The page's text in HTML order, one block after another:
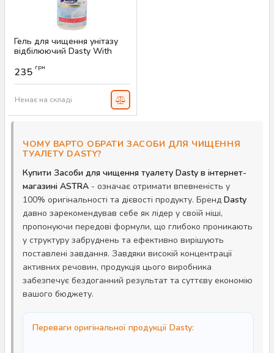
Гель для чищення унітазу
відбілюючий Dasty With
Артикул:
235 грн
Немає на складі
ЧОМУ ВАРТО ОБРАТИ ЗАСОБИ ДЛЯ ЧИЩЕННЯ
ТУАЛЕТУ DASTY?
Купити Засоби для чищення туалету Dasty в інтернет-
магазині ASTRA - означає отримати впевненість у
100% оригінальності та дієвості продукту. Бренд Dasty
давно зарекомендував себе як лідер у своїй ніші,
пропонуючи передові формули, що глибоко проникають
у структуру забруднень та ефективно вирішують
поставлені завдання. Завдяки високій концентрації
активних речовин, продукція цього виробника
забезпечує бездоганний результат та суттєву економію
вашого бюджету.
Переваги оригінальної продукції Dasty: